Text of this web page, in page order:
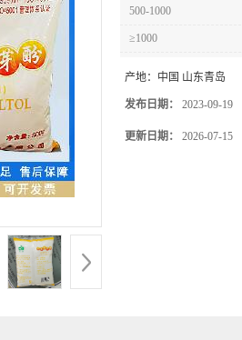
500-1000
≥1000
产地： 中国 山东青岛
发布日期： 2023-09-19
更新日期： 2026-07-15